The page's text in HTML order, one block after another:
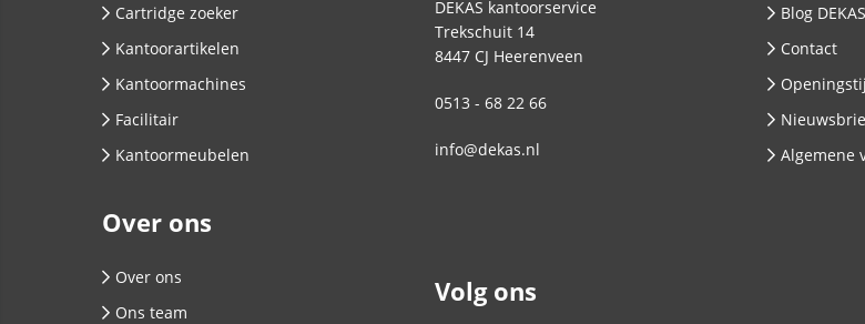
Cartridge zoeker
Kantoorartikelen
Kantoormachines
Facilitair
Kantoormeubelen
Over ons
Over ons
Ons team
DEKAS kantoorservice
Trekschuit 14
8447 CJ Heerenveen
0513 - 68 22 66
info@dekas.nl
Volg ons
Blog DEKAS
Contact
Algemene